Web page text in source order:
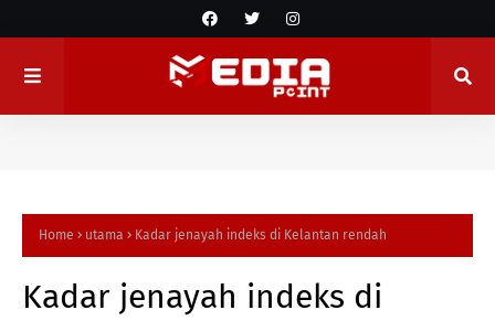
Home utama Kadar jenayah indeks di Kelantan rendah
Kadar jenayah indeks di